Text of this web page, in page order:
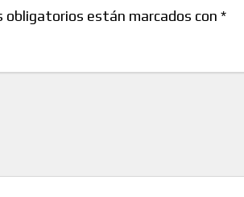
obligatorios están marcados con *